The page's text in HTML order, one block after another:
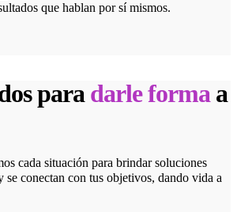
que hablan por sí mismos.
para darle forma a
cada situación para brindar soluciones
se conectan con tus objetivos, dando vida a